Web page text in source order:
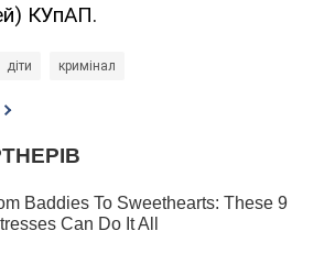
КУпАП.
діти кримінал